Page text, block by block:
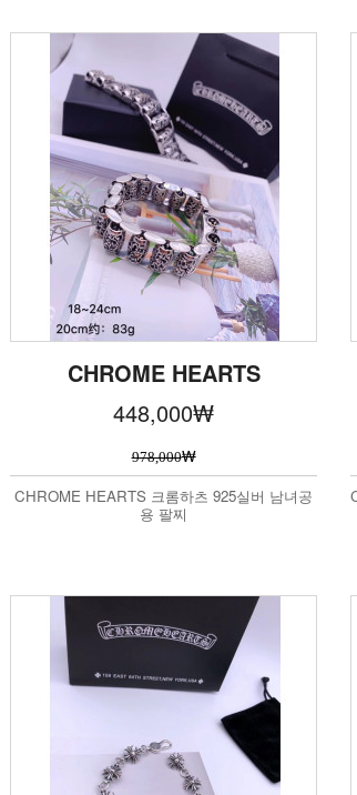
CHROME HEARTS
448,000₩
978,000₩
CHROME HEARTS 크롬하츠 925실버 남녀공
용 팔찌